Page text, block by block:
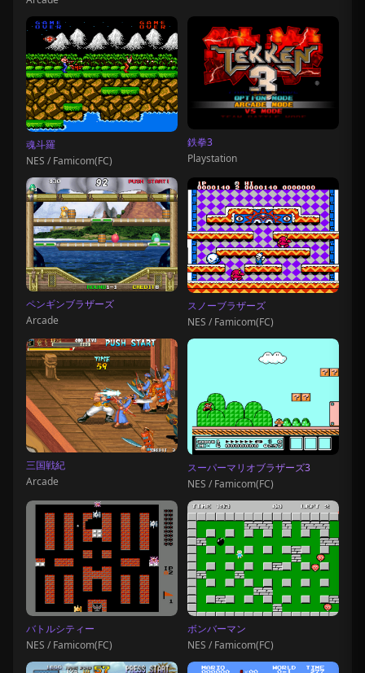
魂斗羅
NES / Famicom(FC)
鉄拳3
Playstation
ペンギンブラザーズ
Arcade
スノーブラザーズ
NES / Famicom(FC)
三国戦紀
Arcade
スーパーマリオブラザーズ3
NES / Famicom(FC)
バトルシティー
NES / Famicom(FC)
ボンバーマン
NES / Famicom(FC)